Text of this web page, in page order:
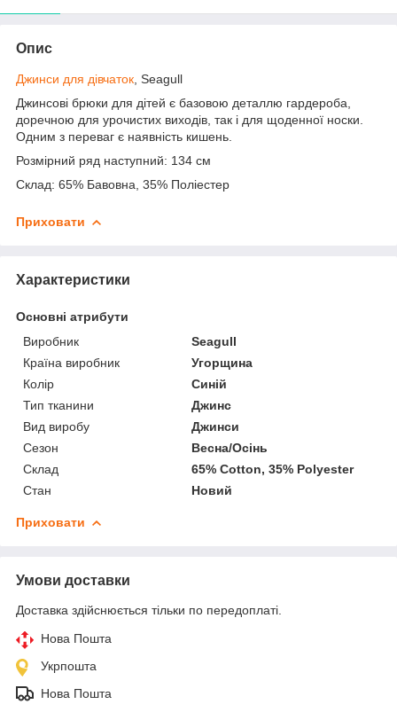
Опис
Джинси для дівчаток , Seagull
Джинсові брюки для дітей є базовою деталлю гардероба,
доречною для урочистих виходів, так і для щоденної носки.
Одним з переваг є наявність кишень.
Розмірний ряд наступний: 134 см
Склад: 65% Бавовна, 35% Поліестер
Приховати
Характеристики
Основні атрибути
Виробник
Seagull
Країна виробник
Угорщина
Колір
Синій
Тип тканини
Джинс
Вид виробу
Джинси
Сезон
Весна/Осінь
Склад
65% Cotton, 35% Polyester
Стан
Новий
Приховати
Умови доставки
Доставка здійснюється тільки по передоплаті.
Нова Пошта
Укрпошта
Нова Пошта